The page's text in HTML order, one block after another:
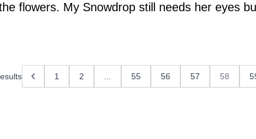
flowers. My Snowdrop still needs her eyes
1 2 55 56 57 58